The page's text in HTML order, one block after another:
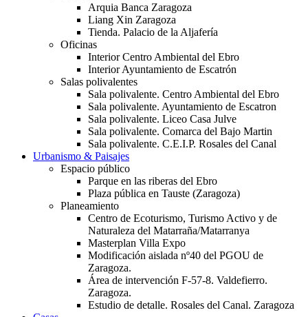
Arquia Banca Zaragoza
Liang Xin Zaragoza
Tienda. Palacio de la Aljafería
Oficinas
Interior Centro Ambiental del Ebro
Interior Ayuntamiento de Escatrón
Salas polivalentes
Sala polivalente. Centro Ambiental del Ebro
Sala polivalente. Ayuntamiento de Escatron
Sala polivalente. Liceo Casa Julve
Sala polivalente. Comarca del Bajo Martin
Sala polivalente. C.E.I.P. Rosales del Canal
Urbanismo & Paisajes
Espacio público
Parque en las riberas del Ebro
Plaza pública en Tauste (Zaragoza)
Planeamiento
Centro de Ecoturismo, Turismo Activo y de
Naturaleza del Matarraña/Matarranya
Masterplan Villa Expo
Modificación aislada nº40 del PGOU de
Zaragoza.
Área de intervención F-57-8. Valdefierro.
Zaragoza.
Estudio de detalle. Rosales del Canal. Zaragoza